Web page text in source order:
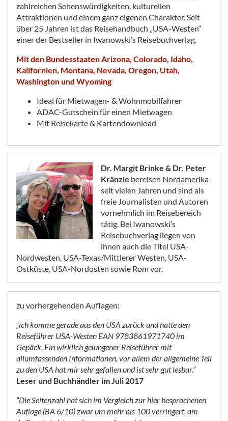
zahlreichen Sehenswürdigkeiten, kulturellen
Attraktionen und einem ganz eigenen Charakter. Seit
über 25 Jahren ist das Reisehandbuch „USA-Westen“
einer der Bestseller in Iwanowski’s Reisebuchverlag.
Mit den Bundesstaaten Arizona, Colorado, Idaho,
Kalifornien, Montana, Nevada, Oregon, Utah,
Washington und Wyoming
Ideal für Mietwagen- & Wohnmobilfahrer
ADAC-Gutschein für einen Mietwagen
Mit Reisekarte & Kartendownload
Dr. Margit Brinke & Dr. Peter
Kränzle bereisen Nordamerika
seit vielen Jahren und sind als
freie Journalisten und Autoren
vornehmlich im Reisebereich
tätig. Bei Iwanowski’s
Reisebuchverlag liegen von
ihnen auch die Titel USA-
Nordwesten, USA-Texas/Mittlerer Westen, USA-
Ostküste, USA-Nordosten sowie Rom vor.
zu vorhergehenden Auflagen:
„ich komme gerade aus den USA zurück und hatte den
Reiseführer USA-Westen EAN 9783861971740 im
Gepäck. Ein wirklich gelungener Reiseführer mit
allumfassenden Informationen, vor allem der allgemeine Teil
zu den USA hat mir sehr gefallen und ist sehr gut lesbar.“
Leser und Buchhändler im Juli 2017
“Die Seitenzahl hat sich im Vergleich zur hier besprochenen
Auflage (BA 6/10) zwar um mehr als 100 verringert, am